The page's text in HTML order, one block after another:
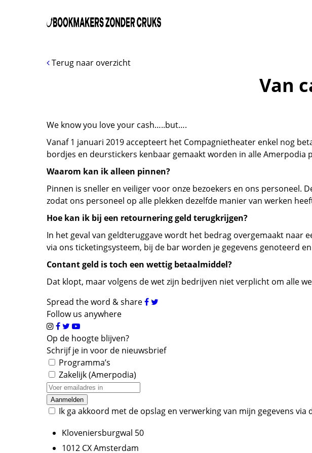
Terug naar overzicht
Van
We know you love your cash…..but….
Vanaf 1 januari 2019 accepteert het Compagnietheater enkel nog
bordjes en deurstickers kenbaar gemaakt worden in alle Amerpodia
Waarom kan ik alleen pinnen?
Pinnen is sneller en veiliger voor onze bezoekers en ons personeel.
zodat ons personeel op alle plekken dezelfde manier van werken
Hoe kan ik bij een retournering geld terugkrijgen?
In het geval van geldteruggave wordt het bedrag overgemaakt
via ons ticketingsysteem, bij de bar worden je gegevens genoteerd
Contant geld is toch een wettig betaalmiddel?
Dat klopt, maar volgens de wet zijn bedrijven niet verplicht om alle
Spread the word & share
Follow us anywhere
Op de hoogte blijven?
Schrijf je in voor de nieuwsbrief
Programma’s
Zakelijk (Amerpodia)
Ik ga akkoord met de opslag en verwerking van mijn gegevens via
Kloveniersburgwal 50
1012 CX Amsterdam